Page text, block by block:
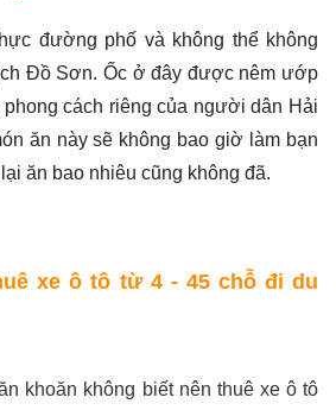
đường phố và không thể không
Đồ Sơn. Ốc ở đây được nêm ướp
cách riêng của người dân Hải
ăn này sẽ không bao giờ làm bạn
ăn bao nhiêu cũng không đã.
xe ô tô từ 4 - 45 chỗ đi du
khoăn không biết nên thuê xe ô tô